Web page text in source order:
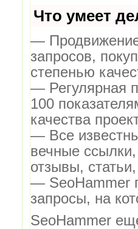
Что умеет
— Продвижение
запросов,
степенью
— Регулярная
100
качества
— Все
вечные
отзывы,
— SeoHammer
запросы, на
SeoHammer